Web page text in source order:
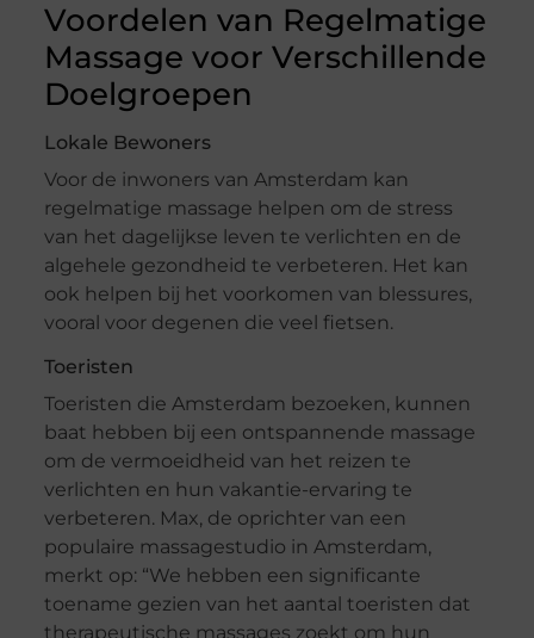
Voordelen van Regelmatige
Massage voor Verschillende
Doelgroepen
Lokale Bewoners
Voor de inwoners van Amsterdam kan
regelmatige massage helpen om de stress
van het dagelijkse leven te verlichten en de
algehele gezondheid te verbeteren. Het kan
ook helpen bij het voorkomen van blessures,
vooral voor degenen die veel fietsen.
Toeristen
Toeristen die Amsterdam bezoeken, kunnen
baat hebben bij een ontspannende massage
om de vermoeidheid van het reizen te
verlichten en hun vakantie-ervaring te
verbeteren. Max, de oprichter van een
populaire massagestudio in Amsterdam,
merkt op: “We hebben een significante
toename gezien van het aantal toeristen dat
therapeutische massages zoekt om hun